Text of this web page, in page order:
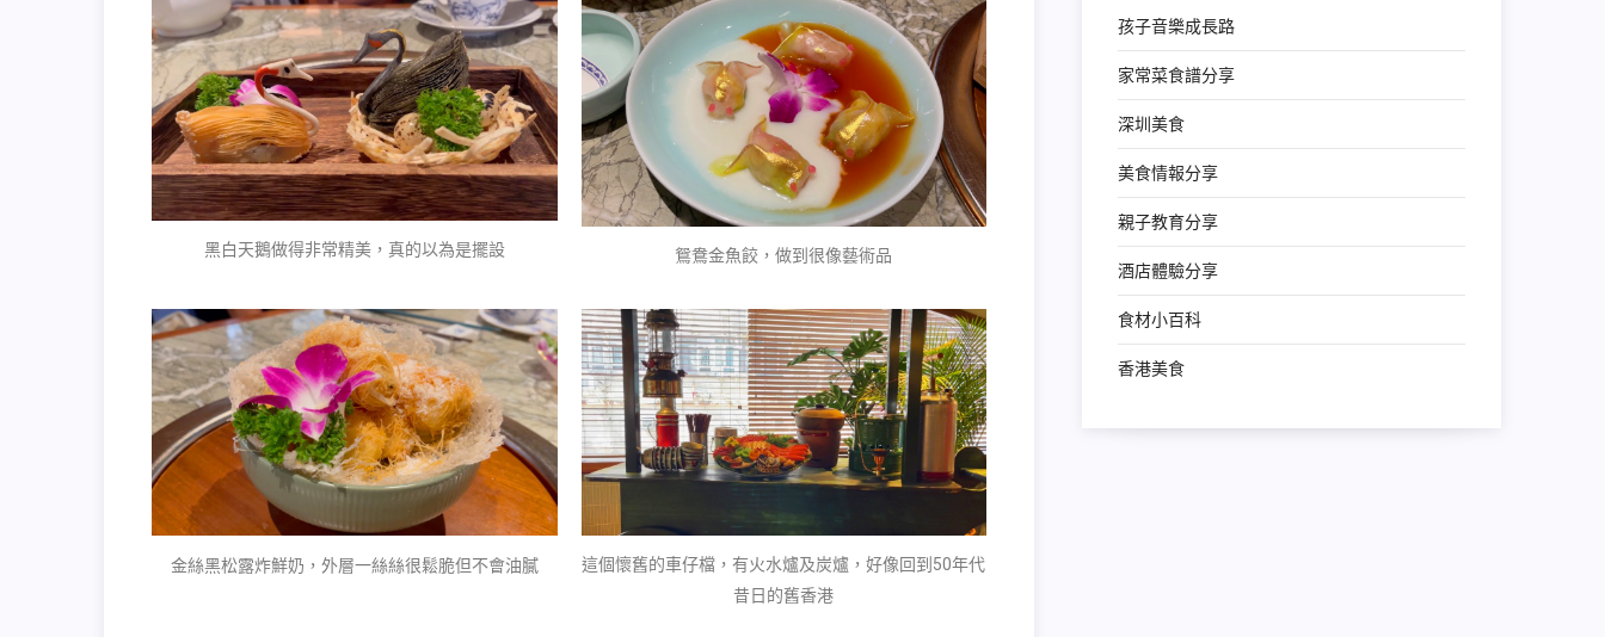
黑白天鵝做得非常精美，真的以為是擺設 鴛鴦金魚餃，做到很像藝術品
金絲黑松露炸鮮奶，外層一絲絲很鬆脆但不會油膩
這個懷舊的車仔檔，有火水爐及炭爐，好像回到50年代
昔日的舊香港
孩子音樂成長路
家常菜食譜分享
深圳美食
美食情報分享
親子教育分享
酒店體驗分享
食材小百科
香港美食